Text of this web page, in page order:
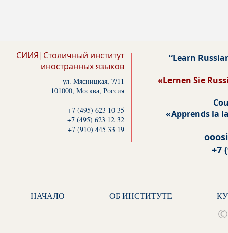
СИИЯ|Столичный институт
иностранных языков
ул. Мясницкая, 7/11
101000, Москва, Россия
+7 (495) 623 10 35
+7 (495) 623 12 32
+7 (910) 445 33 19
“Learn
«Lernen Sie
«Apprends la
+7
НАЧАЛО ОБ ИНСТИТУТЕ
©